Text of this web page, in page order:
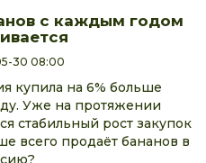
с каждым годом
30 08:00
купила на 6% больше
Уже на протяжении
стабильный рост закупок
всего продаёт бананов в